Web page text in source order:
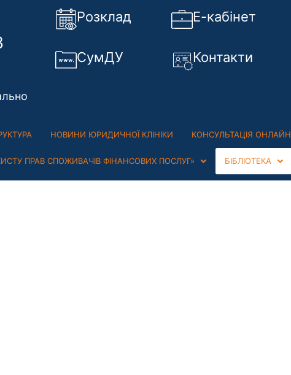
Розклад Е-кабінет
СумДУ Контакти
НОВИНИ ЮРИДИЧНОЇ КЛІНІКИ КОНСУЛЬТАЦІЯ ОНЛАЙН
ПРАВ СПОЖИВАЧІВ ФІНАНСОВИХ ПОСЛУГ» БІБЛІОТЕКА